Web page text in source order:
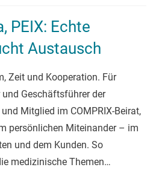
PEIX: Echte
Austausch
Zeit und Kooperation. Für
und Geschäftsführer der
Mitglied im COMPRIX-Beirat,
persönlichen Miteinander – im
und dem Kunden. So
medizinische Themen…